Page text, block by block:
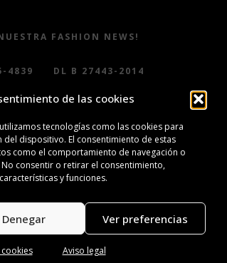
de las cookies
tecnologías como las cookies para
dispositivo. El consentimiento de estas
como el comportamiento de navegación o
consentir o retirar el consentimiento,
y funciones.
Denegar Ver preferencias
Aviso legal
FASHION NEWS!
4839 DL B 27443-2014